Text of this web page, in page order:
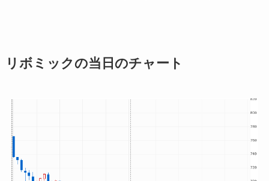
リボミックの当日のチャート